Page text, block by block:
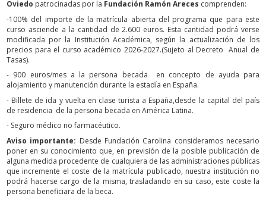
Oviedo patrocinadas por la Fundación Ramón Areces comprenden:
-100% del importe de la matrícula abierta del programa que para este
curso asciende a la cantidad de 2.600 euros. Esta cantidad podrá verse
modificada por la Institución Académica, según la actualización de los
precios para el curso académico 2026-2027.(Sujeto al Decreto Anual de
Tasas).
- 900 euros/mes a la persona becada en concepto de ayuda para
alojamiento y manutención durante la estadía en España.
- Billete de ida y vuelta en clase turista a España,desde la capital del país
de residencia de la persona becada en América Latina.
- Seguro médico no farmacéutico.
Aviso importante: Desde Fundación Carolina consideramos necesario
poner en su conocimiento que, en previsión de la posible publicación de
alguna medida procedente de cualquiera de las administraciones públicas
que incremente el coste de la matrícula publicado, nuestra institución no
podrá hacerse cargo de la misma, trasladando en su caso, este coste la
persona beneficiara de la beca.